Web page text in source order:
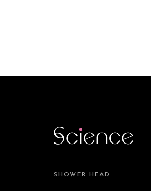
SHOWER HEAD